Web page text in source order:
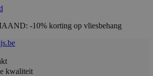
-10% korting op vliesbehang
kwaliteit